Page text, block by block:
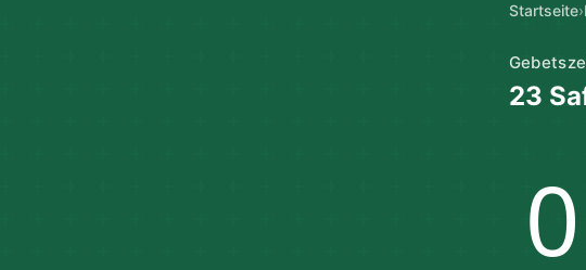
Startseite›
23